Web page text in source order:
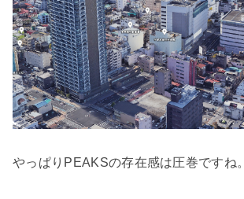
やっぱりPEAKSの存在感は圧巻ですね。